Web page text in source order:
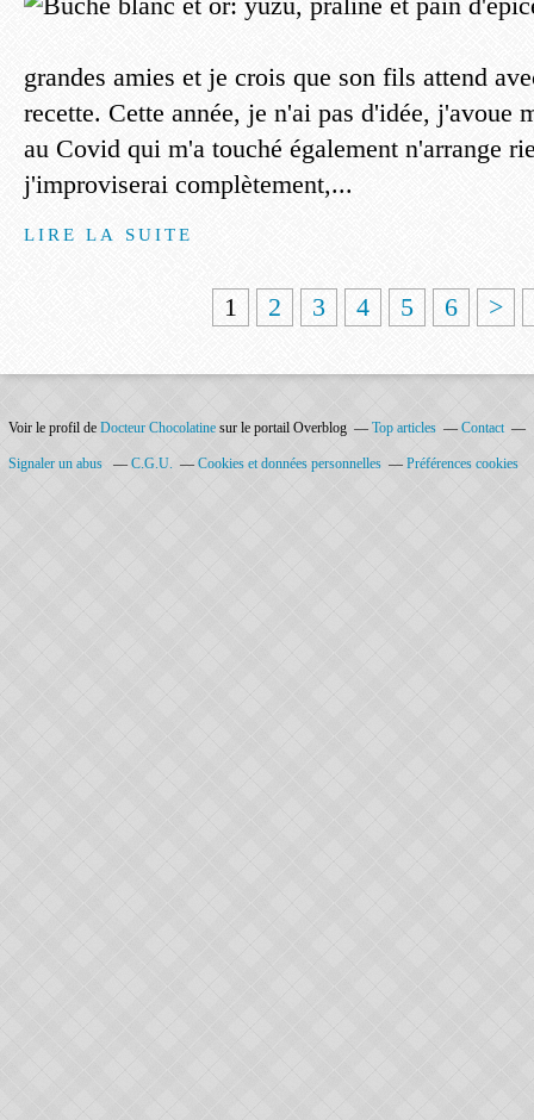
grandes amies et je crois que son fils attend
recette. Cette année, je n'ai pas d'idée, j'avoue
au Covid qui m'a touché également n'arrange
j'improviserai complètement,...
LIRE LA SUITE
1 2 3 4 5 6 >
Voir le profil de Docteur Chocolatine sur le portail Overblog Top articles Contact
Signaler un abus C.G.U. Cookies et données personnelles Préférences cookies